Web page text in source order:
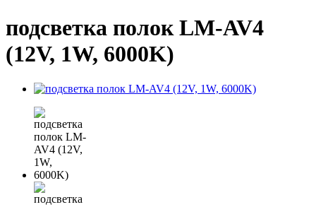
подсветка полок LM-AV4
(12V, 1W, 6000K)